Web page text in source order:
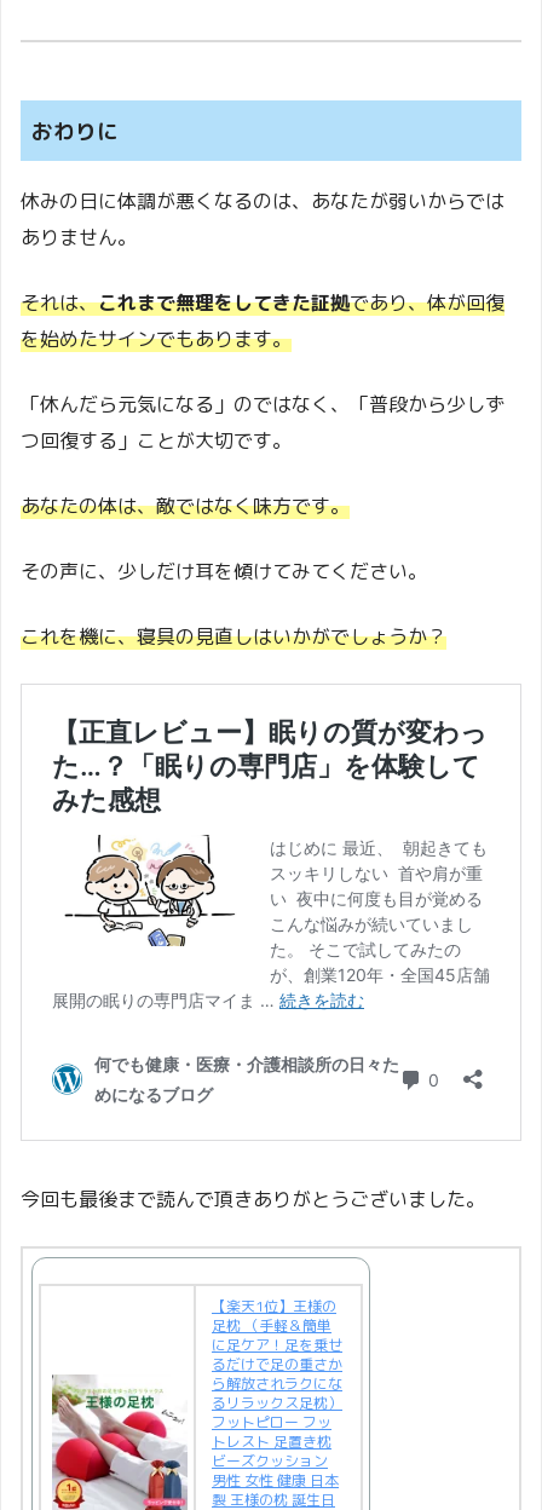
おわりに
休みの日に体調が悪くなるのは、あなたが弱いからでは
ありません。
それは、これまで無理をしてきた証拠であり、体が回復
を始めたサインでもあります。
「休んだら元気になる」のではなく、「普段から少しず
つ回復する」ことが大切です。
あなたの体は、敵ではなく味方です。
その声に、少しだけ耳を傾けてみてください。
これを機に、寝具の見直しはいかがでしょうか？
今回も最後まで読んで頂きありがとうございました。
【楽天1位】王様の
足枕 （手軽＆簡単
に足ケア！足を乗せ
るだけで足の重さか
ら解放されラクにな
るリラックス足枕）
フットピロー フッ
トレスト 足置き枕
ビーズクッション
男性 女性 健康 日本
製 王様の枕 誕生日